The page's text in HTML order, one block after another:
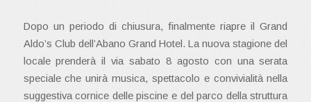
Dopo un periodo di chiusura, finalmente riapre il Grand
Aldo’s Club dell’Abano Grand Hotel. La nuova stagione del
locale prenderà il via sabato 8 agosto con una serata
speciale che unirà musica, spettacolo e convivialità nella
suggestiva cornice delle piscine e del parco della struttura